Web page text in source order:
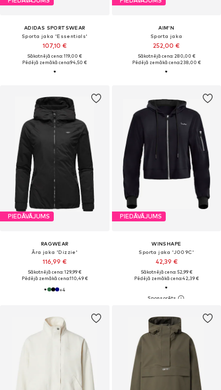
ADIDAS SPORTSWEAR
Sporta jaka 'Essentials'
107,10 €
Sākotnējā cena: 119,00 €
Pēdējā zemākā cena:94,50 €
AIM'N
Sporta jaka
252,00 €
Sākotnējā cena: 280,00 €
Pēdējā zemākā cena:238,00 €
PIEDĀVĀJUMS
RAGWEAR
Āra jaka 'Dizzie'
116,99 €
Sākotnējā cena: 129,99 €
Pēdējā zemākā cena:110,49 €
+4
PIEDĀVĀJUMS
WINSHAPE
Sporta jaka 'J009C'
42,39 €
Sākotnējā cena: 52,99 €
Pēdējā zemākā cena:42,39 €